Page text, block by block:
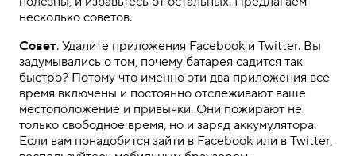
несколько советов.
Совет. Удалите приложения Facebook и Twitter. Вы
задумывались о том, почему батарея садится так
быстро? Потому что именно эти два приложения все
время включены и постоянно отслеживают ваше
местоположение и привычки. Они пожирают не
только свободное время, но и заряд аккумулятора.
Если вам понадобится зайти в Facebook или в Twitter,